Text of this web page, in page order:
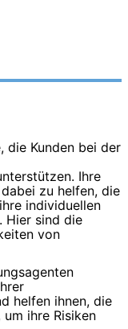
die Kunden bei der
Ihre
zu helfen, die
individuellen
Hier sind die
von
helfen ihnen, die
ihre Risiken